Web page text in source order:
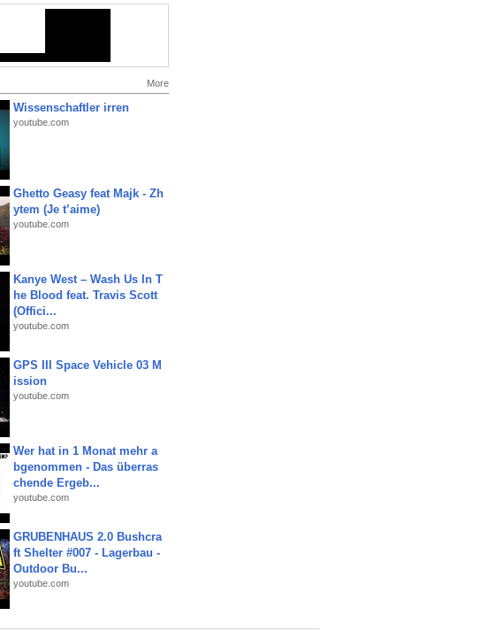
More
Wissenschaftler irren
youtube.com
Ghetto Geasy feat Majk - Zh
ytem (Je t’aime)
youtube.com
Kanye West – Wash Us In T
he Blood feat. Travis Scott
(Offici...
youtube.com
GPS III Space Vehicle 03 M
ission
youtube.com
Wer hat in 1 Monat mehr a
bgenommen - Das überras
chende Ergeb...
youtube.com
GRUBENHAUS 2.0 Bushcra
ft Shelter #007 - Lagerbau -
Outdoor Bu...
youtube.com